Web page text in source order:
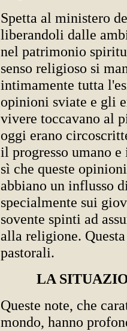
Spetta al ministero
liberandoli dalle
nel patrimonio
senso religioso si
intimamente tutta
opinioni sviate e gli
vivere toccavano al
oggi erano
il progresso umano
sì che queste
abbiano un influsso
specialmente sui
sovente spinti ad
alla religione.
pastorali.
LA
Queste note, che
mondo, hanno